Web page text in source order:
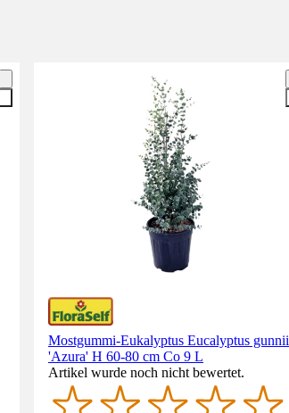
Mostgummi-Eukalyptus Eucalyptus gunnii
'Azura' H 60-80 cm Co 9 L
Artikel wurde noch nicht bewertet.